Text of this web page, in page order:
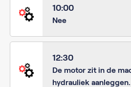
10:00
Nee
12:30
De motor zit in de
hydrauliek aanleggen.